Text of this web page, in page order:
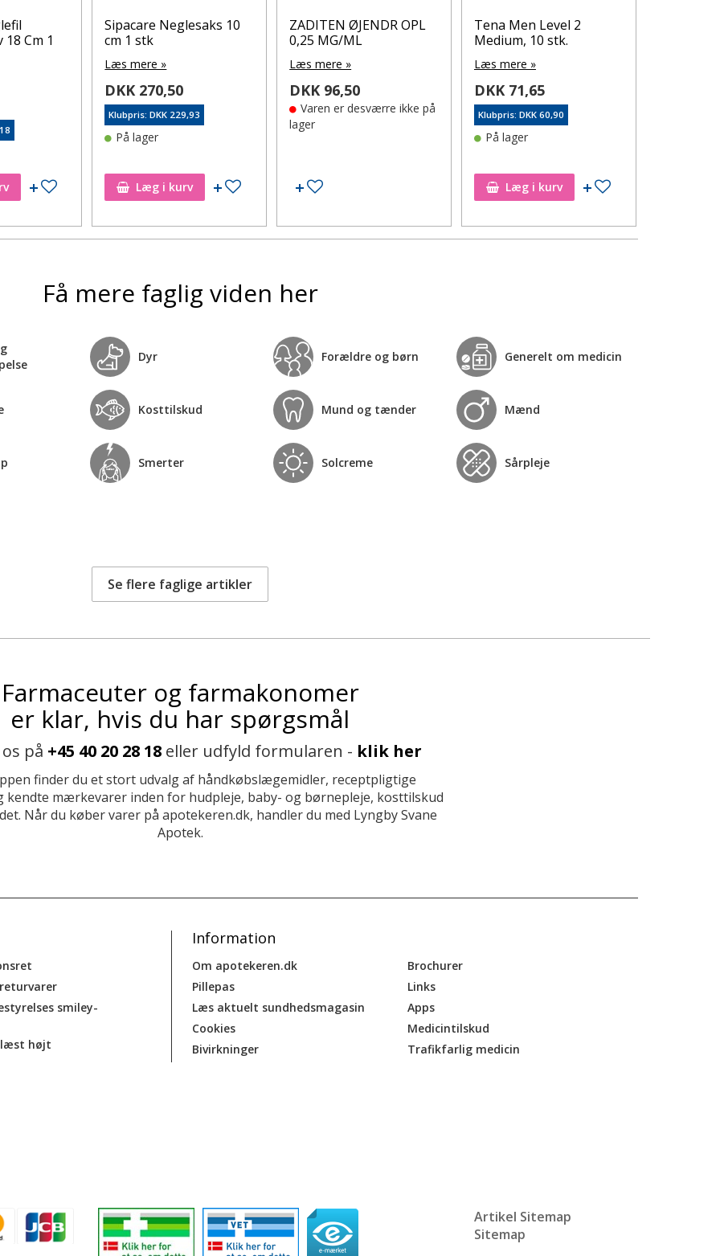
Cm 1
Tilføj til ønskeseddel
Sipacare Neglesaks 10
cm 1 stk
Læs mere »
DKK 270,50
Klubpris: DKK 229,93
På lager
Læg i kurv Tilføj til ønskeseddel
ZADITEN ØJENDR OPL
0,25 MG/ML
Læs mere »
DKK 96,50
Varen er desværre ikke på
lager
Tilføj til ønskeseddel
Tena Men Level 2
Medium, 10 stk.
Læs mere »
DKK 71,65
Klubpris: DKK 60,90
På lager
Læg i kurv Tilføj til ønskeseddel
Få mere faglig viden her
Dyr Forældre og børn Generelt om medicin
Kosttilskud Mund og tænder Mænd
Smerter Solcreme Sårpleje
Se flere faglige artikler
Farmaceuter og farmakonomer
er klar, hvis du har spørgsmål
på +45 40 20 28 18 eller udfyld formularen - klik her
finder du et stort udvalg af håndkøbslægemidler, receptpligtige
kendte mærkevarer inden for hudpleje, baby- og børnepleje, kosttilskud
Når du køber varer på apotekeren.dk, handler du med Lyngby Svane
Apotek.
smiley-
læst højt
Information
Om apotekeren.dk
Pillepas
Læs aktuelt sundhedsmagasin
Cookies
Bivirkninger
Brochurer
Links
Apps
Medicintilskud
Trafikfarlig medicin
Artikel Sitemap
Sitemap